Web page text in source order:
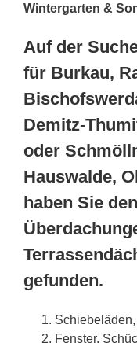
Wintergarten &
Auf der
für Burkau,
Demitz-
oder
Hauswalde,
haben Sie
gefunden.
Fenster,